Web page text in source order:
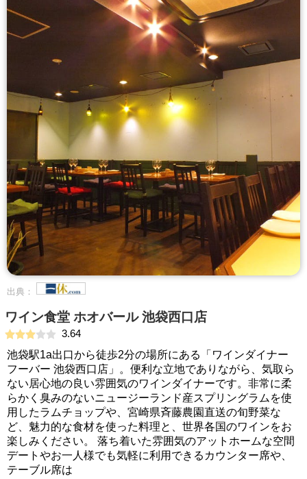
出典：
ワイン食堂 ホオバール 池袋西口店
3.64
池袋駅1a出口から徒歩2分の場所にある「ワインダイナー
フーバー 池袋西口店」。便利な立地でありながら、気取ら
ない居心地の良い雰囲気のワインダイナーです。非常に柔
らかく臭みのないニュージーランド産スプリングラムを使
用したラムチョップや、宮崎県斉藤農園直送の旬野菜な
ど、魅力的な食材を使った料理と、世界各国のワインをお
楽しみください。 落ち着いた雰囲気のアットホームな空間
デートやお一人様でも気軽に利用できるカウンター席や、
テーブル席は